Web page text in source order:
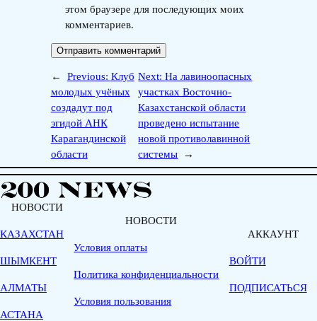
этом браузере для последующих моих
комментариев.
← Previous: Клуб
молодых учёных
создадут под
эгидой АНК
Карагандинской
области
Next:На лавиноопасных
участках Восточно-
Казахстанской области
проведено испытание
новой противолавинной
системы
→
НОВОСТИ
КАЗАХСТАН
ШЫМКЕНТ
АЛМАТЫ
АСТАНА
НОВОСТИ
Условия оплаты
Политика конфиденциальности
Условия пользования
АККАУНТ
ВОЙТИ
ПОДПИСАТЬСЯ